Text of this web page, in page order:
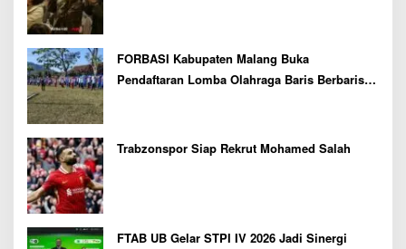
FORBASI Kabupaten Malang Buka
Pendaftaran Lomba Olahraga Baris Berbaris
Trabzonspor Siap Rekrut Mohamed Salah
FTAB UB Gelar STPI IV 2026 Jadi Sinergi